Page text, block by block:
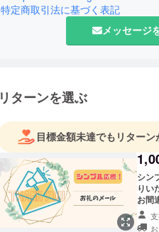
周産期母子医療センターにて13年間
ハイリスク妊娠出産、産後の管理
親教室、産婦人科外来、２週間健
アドバンス助産師、不妊症・不育
2024年5月に地元である奈良県生
業。１日４組の母子の受け入れ、
特定商取引法に基づく表記
メッセージ
リターンを選ぶ
目標金額未達でもリター
シン
りい
お間
す。